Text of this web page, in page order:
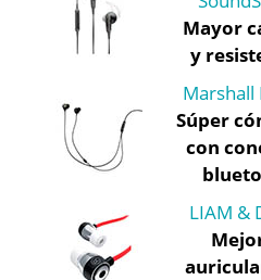
Mayor
y
Marshall
Súper
con
LIAM &